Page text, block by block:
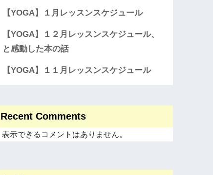
【YOGA】１月レッスンスケジュール
【YOGA】１２月レッスンスケジュール、
と感動した本の話
【YOGA】１１月レッスンスケジュール
Recent Comments
表示できるコメントはありません。